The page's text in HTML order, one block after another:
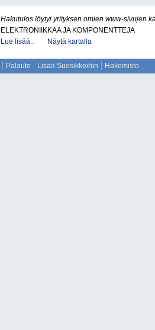
Hakutulos löytyi yrityksen omien www-sivujen
ELEKTRONIIKKAA JA KOMPONENTTEJA
Lue lisää..
Näytä kartalla
Palaute Lisää Suosikkeihin Hakemisto